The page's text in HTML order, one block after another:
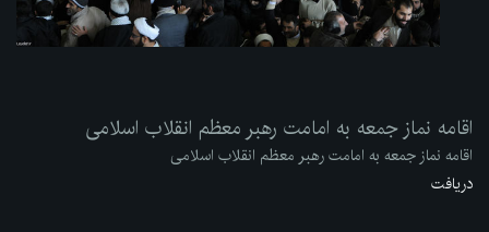
اقامه نماز جمعه به امامت رهبر معظم انقلاب اسلامی
اقامه نماز جمعه به امامت رهبر معظم انقلاب اسلامی
دریافت